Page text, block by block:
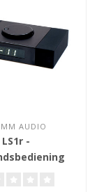
AUDIO
LS1r -